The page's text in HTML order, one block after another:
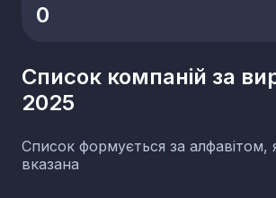
0
Список компаній за
2025
Список формується за алфавітом,
вказана